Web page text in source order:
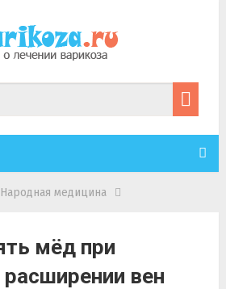
Народная медицина
мёд при
вен